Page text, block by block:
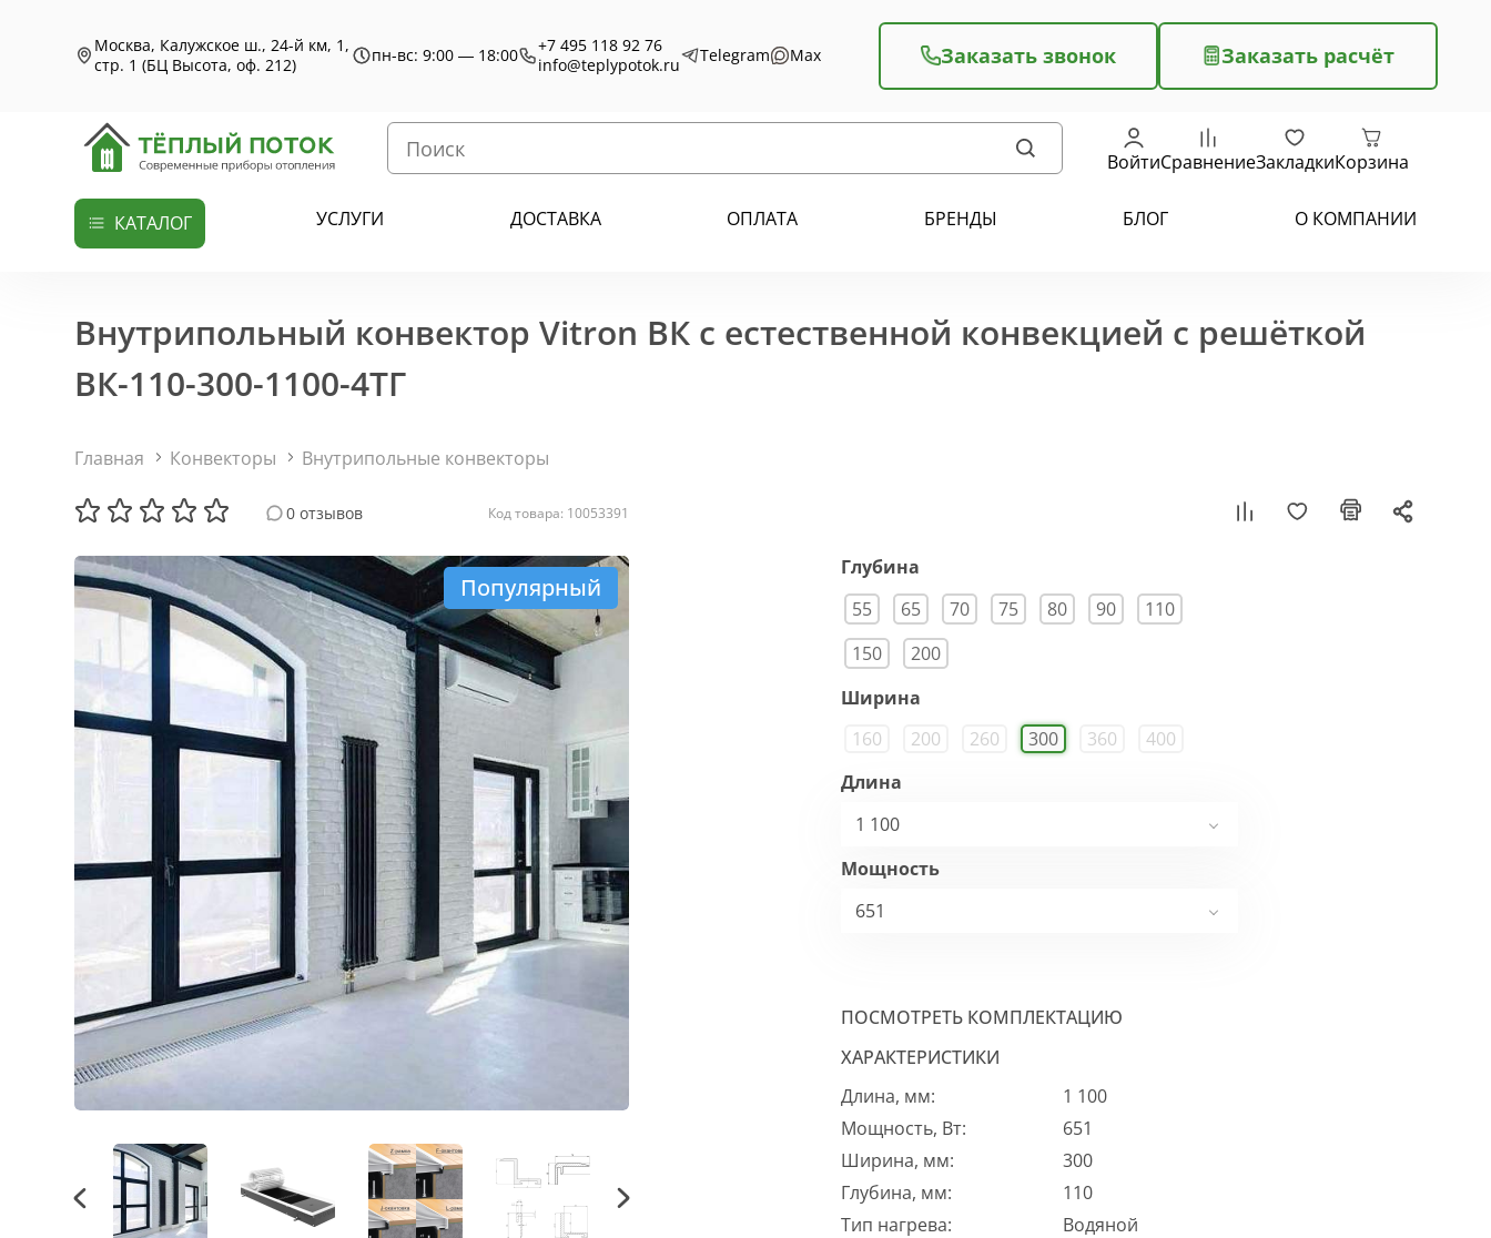
Москва, Калужское ш., 24-й км, 1,
стр. 1 (БЦ Высота, оф. 212)
пн-вс: 9:00 — 18:00
+7 495 118 92 76
info@teplypotok.ru
Telegram Max Заказать звонок Заказать расчёт
ВойтиСравнениеЗакладкиКорзина
КАТАЛОГ УСЛУГИ ДОСТАВКА ОПЛАТА БРЕНДЫ БЛОГ О КОМПАНИИ
Внутрипольный конвектор Vitron ВК с естественной конвекцией с решёткой
ВК-110-300-1100-4ТГ
Главная Конвекторы Внутрипольные конвекторы
0 отзывов Код товара: 10053391
Популярный
Глубина
55
65 70 75 80 90
110
150
200
Ширина
160
200 260 300 360
400
Длина
1 100
Мощность
651
ПОСМОТРЕТЬ КОМПЛЕКТАЦИЮ
ХАРАКТЕРИСТИКИ
Длина, мм:
1 100
Мощность, Вт:
651
Ширина, мм:
300
Глубина, мм:
110
Тип нагрева:
Водяной